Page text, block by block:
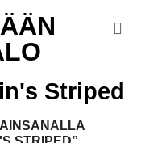
Striped